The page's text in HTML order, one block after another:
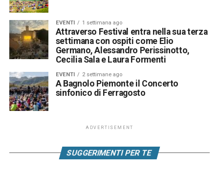
EVENTI 1 settimana ago
Attraverso Festival entra nella sua terza
settimana con ospiti come Elio
Germano, Alessandro Perissinotto,
Cecilia Sala e Laura Formenti
EVENTI 2 settimane ago
A Bagnolo Piemonte il Concerto
sinfonico di Ferragosto
ADVERTISEMENT
SUGGERIMENTI PER TE